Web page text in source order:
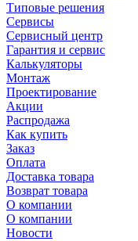
Типовые решения
Сервисы
Сервисный центр
Гарантия и сервис
Калькуляторы
Монтаж
Проектирование
Акции
Распродажа
Как купить
Заказ
Оплата
Доставка товара
Возврат товара
О компании
О компании
Новости